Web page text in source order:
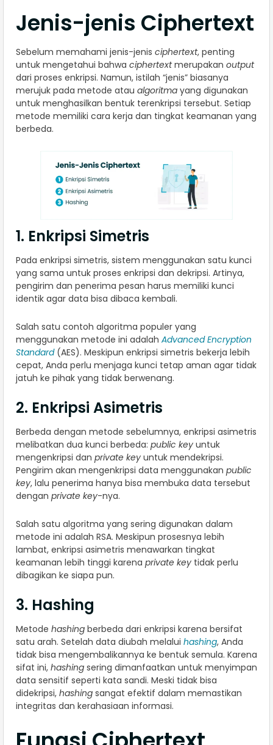
Jenis-jenis Ciphertext
Sebelum memahami jenis-jenis ciphertext, penting
untuk mengetahui bahwa ciphertextmerupakan output
dari proses enkripsi. Namun, istilah “jenis” biasanya
merujuk pada metode atau algoritma yang digunakan
untuk menghasilkan bentuk terenkripsi tersebut. Setiap
metode memiliki cara kerja dan tingkat keamanan yang
berbeda.
1. Enkripsi Simetris
Pada enkripsi simetris, sistem menggunakan satu kunci
yang sama untuk proses enkripsi dan dekripsi. Artinya,
pengirim dan penerima pesan harus memiliki kunci
identik agar data bisa dibaca kembali.
Salah satu contoh algoritma populer yang
menggunakan metode ini adalah Advanced Encryption
Standard(AES). Meskipun enkripsi simetris bekerja lebih
cepat, Anda perlu menjaga kunci tetap aman agar tidak
jatuh ke pihak yang tidak berwenang.
2. Enkripsi Asimetris
Berbeda dengan metode sebelumnya, enkripsi asimetris
melibatkan dua kunci berbeda: public key untuk
mengenkripsi dan private key untuk mendekripsi.
Pengirim akan mengenkripsi data menggunakan public
key, lalu penerima hanya bisa membuka data tersebut
dengan private key-nya.
Salah satu algoritma yang sering digunakan dalam
metode ini adalah RSA. Meskipun prosesnya lebih
lambat, enkripsi asimetris menawarkan tingkat
keamanan lebih tinggi karena private key tidak perlu
dibagikan ke siapa pun.
3. Hashing
Metode hashing berbeda dari enkripsi karena bersifat
satu arah. Setelah data diubah melalui hashing, Anda
tidak bisa mengembalikannya ke bentuk semula. Karena
sifat ini, hashing sering dimanfaatkan untuk menyimpan
data sensitif seperti kata sandi. Meski tidak bisa
didekripsi, hashing sangat efektif dalam memastikan
integritas dan kerahasiaan informasi.